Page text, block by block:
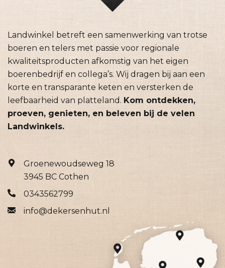
Landwinkel betreft een samenwerking van trotse
boeren en telers met passie voor regionale
kwaliteitsproducten afkomstig van het eigen
boerenbedrijf en collega’s. Wij dragen bij aan een
korte en transparante keten en versterken de
leefbaarheid van platteland. Kom ontdekken,
proeven, genieten, en beleven bij de velen
Landwinkels.
Groenewoudseweg 18
3945 BC Cothen
0343562799
info@dekersenhut.nl